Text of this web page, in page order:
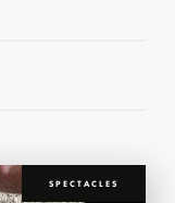
SPECTACLES